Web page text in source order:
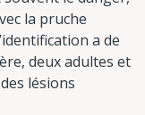
la pruche
a de
deux adultes et
lésions